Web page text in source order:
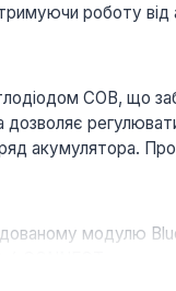
роботу
COB, що
акумулятора.
модулю